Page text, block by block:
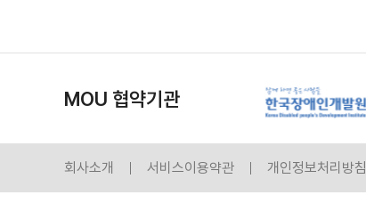
MOU 협약기관
회사소개 서비스이용약관 개인정보처리방침